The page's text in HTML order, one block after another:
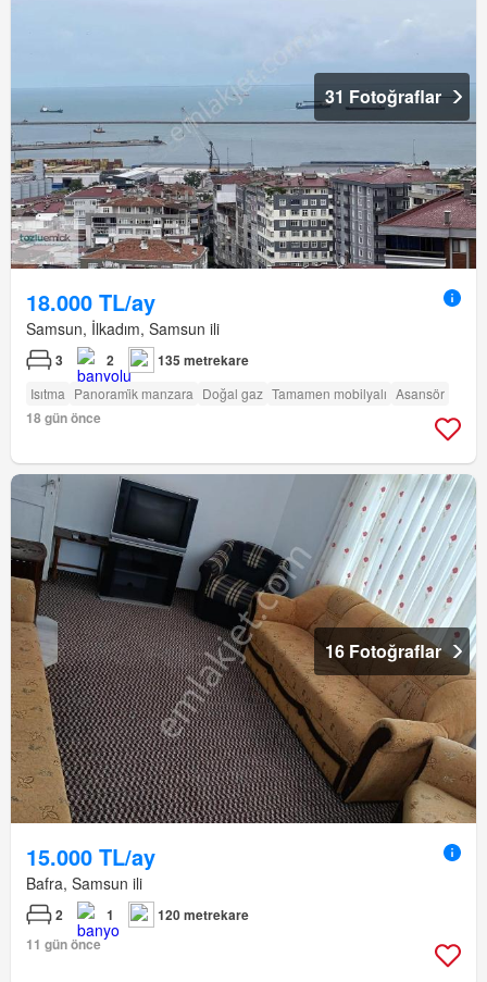
31 Fotoğraflar
18.000 TL/ay
Samsun, İlkadım, Samsun ili
3 2 135 metrekare
Isıtma Panorami̇k manzara Doğal gaz Tamamen mobilyalı Asansör
18 gün önce
16 Fotoğraflar
15.000 TL/ay
Bafra, Samsun ili
2 1
120 metrekare
11 gün önce